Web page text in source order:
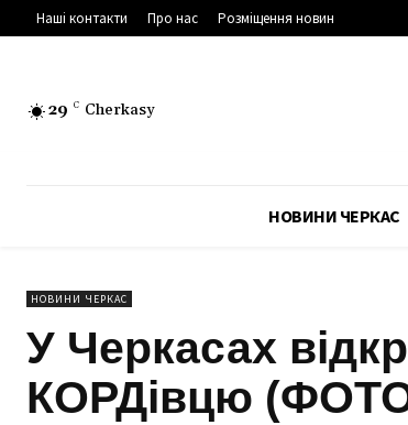
Наші контакти Про нас Розміщення новин
29 C Cherkasy
НОВИНИ ЧЕРКАС
НОВИНИ ЧЕРКАС
У Черкасах
КОРДівцю